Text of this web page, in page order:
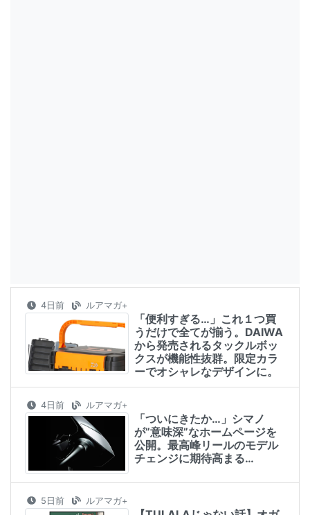
4日前 ルアマガ+
「便利すぎる…」これ１つ買
うだけで全てが揃う。DAIWA
から発売されるタックルボッ
クスが機能性抜群。限定カラ
ーでオシャレなデザインに。
4日前 ルアマガ+
「ついにきたか…」シマノ
が”意味深”なホームページを
公開。最高峰リールのモデル
チェンジに期待高まる…
5日前 ルアマガ+